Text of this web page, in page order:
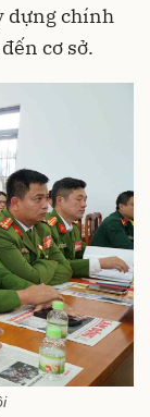
dựng chính
cơ sở.